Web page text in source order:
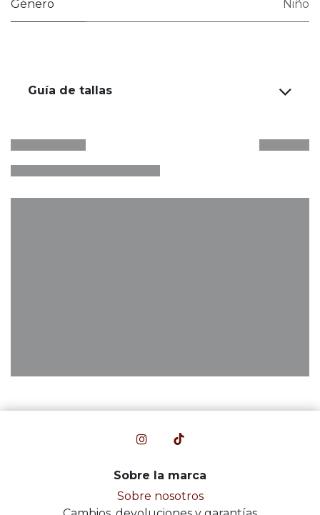
Género Niño
Guía de tallas
Sobre la marca
Sobre nosotros